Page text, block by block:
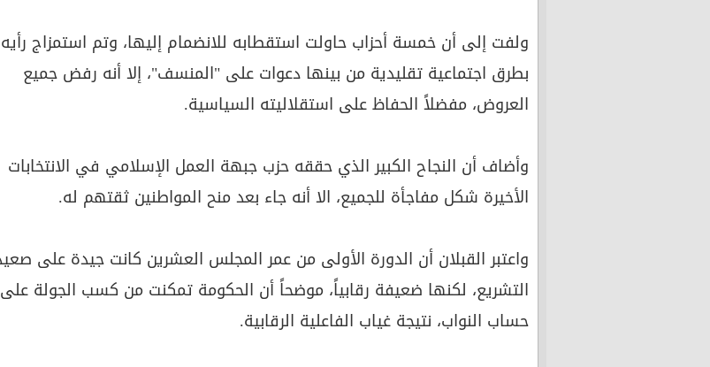
ولفت إلى أن خمسة أحزاب حاولت استقطابه للانضمام إليها، وتم استمزاج رأيه
بطرق اجتماعية تقليدية من بينها دعوات على "المنسف"، إلا أنه رفض جميع
العروض، مفضلاً الحفاظ على استقلاليته السياسية.
وأضاف أن النجاح الكبير الذي حققه حزب جبهة العمل الإسلامي في الانتخابات
الأخيرة شكل مفاجأة للجميع، الا أنه جاء بعد منح المواطنين ثقتهم له.
واعتبر القبلان أن الدورة الأولى من عمر المجلس العشرين كانت جيدة على
التشريع، لكنها ضعيفة رقابياً، موضحاً أن الحكومة تمكنت من كسب الجولة على
حساب النواب، نتيجة غياب الفاعلية الرقابية.